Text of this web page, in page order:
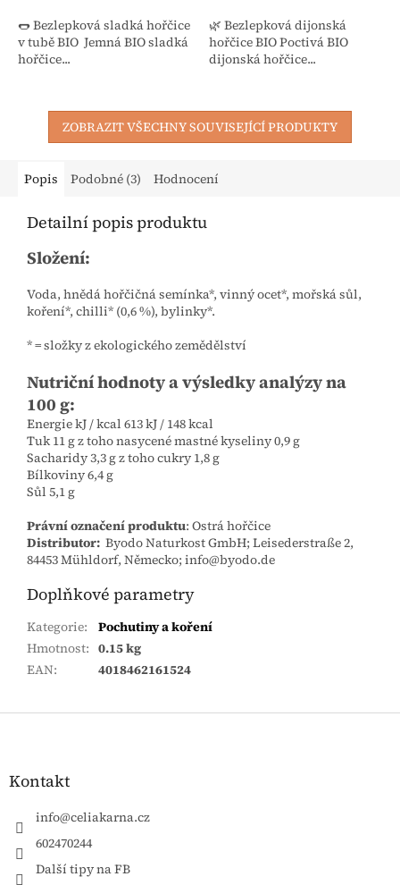
🌭 Bezlepková sladká hořčice
v tubě BIO Jemná BIO sladká
hořčice...
🌿 Bezlepková dijonská
hořčice BIO Poctivá BIO
dijonská hořčice...
ZOBRAZIT VŠECHNY SOUVISEJÍCÍ PRODUKTY
Popis Podobné (3) Hodnocení
Detailní popis produktu
Složení:
Voda, hnědá hořčičná semínka*, vinný ocet*, mořská sůl,
koření*, chilli* (0,6 %), bylinky*.
* = složky z ekologického zemědělství
Nutriční hodnoty a výsledky analýzy na
100 g:
Energie kJ / kcal 613 kJ / 148 kcal
Tuk 11 g z toho nasycené mastné kyseliny 0,9 g
Sacharidy 3,3 g z toho cukry 1,8 g
Bílkoviny 6,4 g
Sůl 5,1 g
Právní označení produktu: Ostrá hořčice
Distributor: Byodo Naturkost GmbH; Leisederstraße 2,
84453 Mühldorf, Německo; info@byodo.de
Doplňkové parametry
Kategorie:
Pochutiny a koření
Hmotnost: 0.15 kg
EAN: 4018462161524
Zápatí
Kontakt
info@celiakarna.cz
602470244
Další tipy na FB